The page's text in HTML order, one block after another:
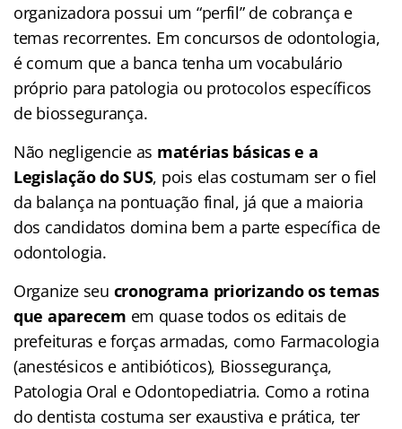
organizadora possui um “perfil” de cobrança e
temas recorrentes. Em concursos de odontologia,
é comum que a banca tenha um vocabulário
próprio para patologia ou protocolos específicos
de biossegurança.
Não negligencie as matérias básicas e a
Legislação do SUS, pois elas costumam ser o fiel
da balança na pontuação final, já que a maioria
dos candidatos domina bem a parte específica de
odontologia.
Organize seu cronograma priorizando os temas
que aparecem em quase todos os editais de
prefeituras e forças armadas, como Farmacologia
(anestésicos e antibióticos), Biossegurança,
Patologia Oral e Odontopediatria. Como a rotina
do dentista costuma ser exaustiva e prática, ter